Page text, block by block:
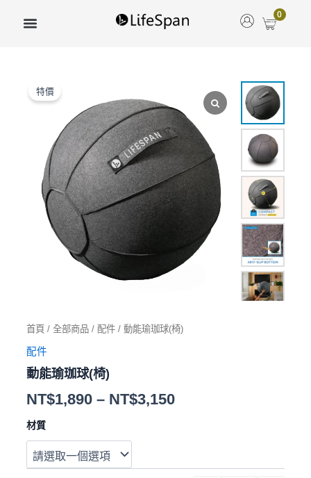
0
特價
首頁 /全部商品 / 配件 / 動能瑜珈球(椅)
配件
動能瑜珈球(椅)
NT$1,890 – NT$3,150
材質